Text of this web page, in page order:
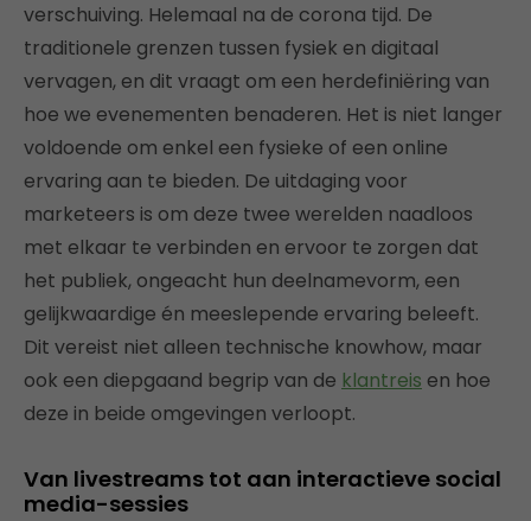
verschuiving. Helemaal na de corona tijd. De
traditionele grenzen tussen fysiek en digitaal
vervagen, en dit vraagt om een herdefiniëring van
hoe we evenementen benaderen. Het is niet langer
voldoende om enkel een fysieke of een online
ervaring aan te bieden. De uitdaging voor
marketeers is om deze twee werelden naadloos
met elkaar te verbinden en ervoor te zorgen dat
het publiek, ongeacht hun deelnamevorm, een
gelijkwaardige én meeslepende ervaring beleeft.
Dit vereist niet alleen technische knowhow, maar
ook een diepgaand begrip van de klantreis en hoe
deze in beide omgevingen verloopt.
Van livestreams tot aan interactieve social
media-sessies